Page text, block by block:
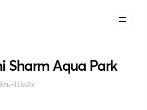
Sharm Aqua Park
Шейх